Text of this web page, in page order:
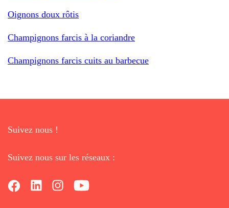
Oignons doux rôtis
Champignons farcis à la coriandre
Champignons farcis cuits au barbecue
Suivez nous !
Suivez nous sur les réseaux :